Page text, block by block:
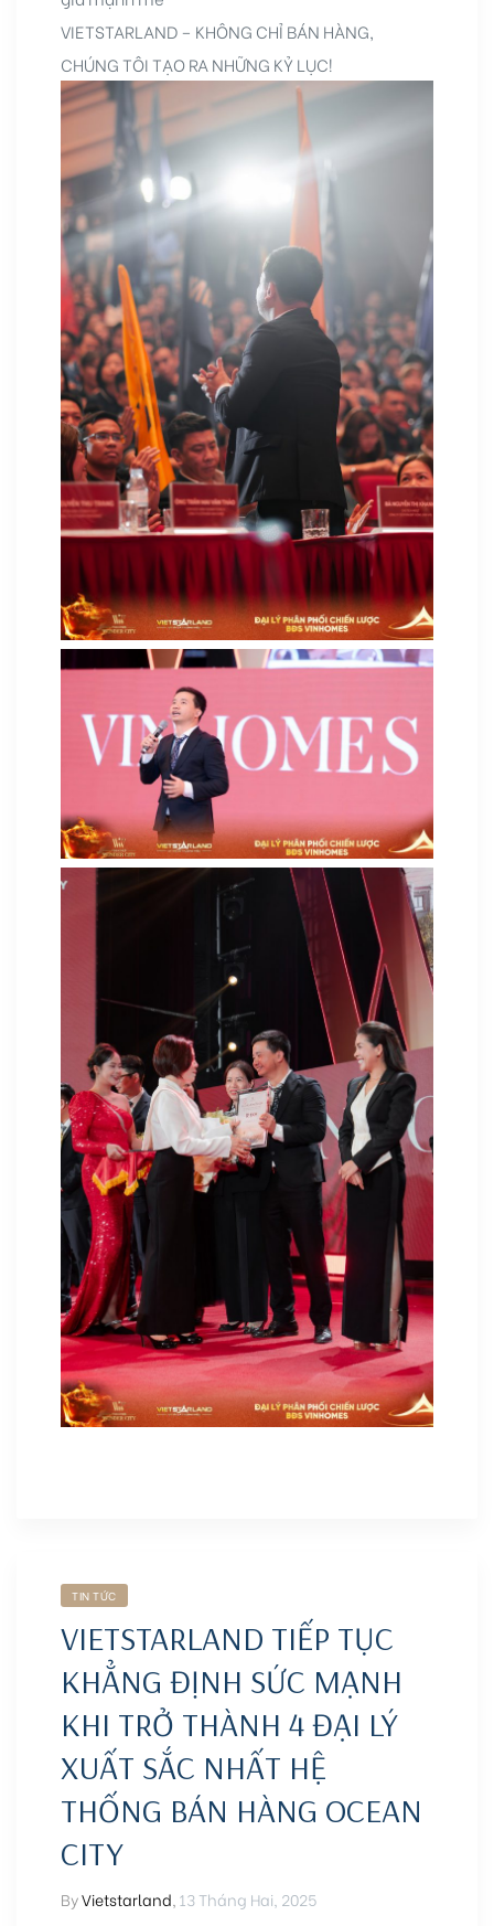
VIETSTARLAND – KHÔNG CHỈ BÁN HÀNG,
CHÚNG TÔI TẠO RA NHỮNG KỶ LỤC!
TIN TỨC
VIETSTARLAND TIẾP TỤC
KHẲNG ĐỊNH SỨC MẠNH
KHI TRỞ THÀNH 4 ĐẠI LÝ
XUẤT SẮC NHẤT HỆ
THỐNG BÁN HÀNG OCEAN
CITY
ByVietstarland 13 Tháng Hai, 2025